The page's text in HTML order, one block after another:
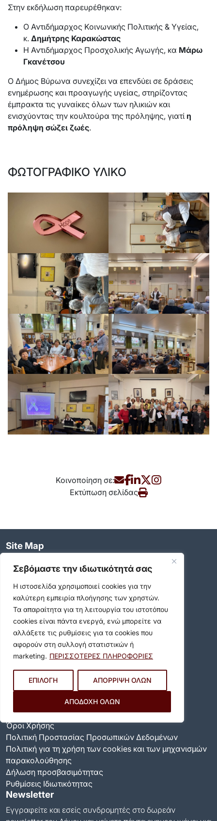
Σεβόμαστε την ιδιωτικότητά σας
Η ιστοσελίδα χρησιμοποιεί cookies για την
καλύτερη εμπειρία πλοήγησης των χρηστών.
Τα απαραίτητα για τη λειτουργία του ιστοτόπου
cookies είναι πάντα ενεργά, ενώ μπορείτε να
αλλάξετε τις ρυθμίσεις για τα cookies που
αφορούν στη συλλογή στατιστικών ή
marketing. ΠΕΡΙΣΣΟΤΕΡΕΣ ΠΛΗΡΟΦΟΡΙΕΣ
ΕΠΙΛΟΓΗ ΑΠΟΡΡΙΨΗ ΟΛΩΝ
ΑΠΟΔΟΧΗ ΟΛΩΝ
Στην εκδήλωση παρευρέθηκαν:
Ο Αντιδήμαρχος Κοινωνικής Πολιτικής & Υγείας,
κ. Δημήτρης Καρακώστας
Η Αντιδήμαρχος Προσχολικής Αγωγής, κα Μάρω
Γκανέτσου
Ο Δήμος Βύρωνα συνεχίζει να επενδύει σε δράσεις
ενημέρωσης και προαγωγής υγείας, στηρίζοντας
έμπρακτα τις γυναίκες όλων των ηλικιών και
ενισχύοντας την κουλτούρα της πρόληψης, γιατί η
πρόληψη σώζει ζωές.
ΦΩΤΟΓΡΑΦΙΚΟ ΥΛΙΚΟ
Κοινοποίηση σε:
Εκτύπωση σελίδας
Site Map
Θέλω να
Ανακαλύψτε
Δείτε - Ακούστε
Σημαντικοί Σύνδεσμοι
Επικοινωνία
Τηλ. Κέντρο:213 2008600
Email:
Όροι Χρήσης
Όροι Χρήσης
Πολιτική Προστασίας Προσωπικών Δεδομένων
Πολιτική για τη χρήση των cookies και των μηχανισμών
παρακολούθησης
Δήλωση προσβασιμότητας
Ρυθμίσεις Ιδιωτικότητας
Newsletter
Εγγραφείτε και εσείς συνδρομητές στο δωρεάν